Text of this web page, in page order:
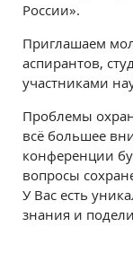
России».
Приглашаем
аспирантов,
участниками
Проблемы
всё большее
конференции
вопросы
У Вас есть
знания и